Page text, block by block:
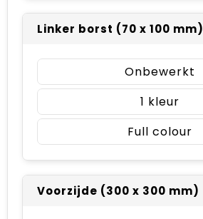
Linker borst (70 x 100 mm)
Onbewerkt
1
Full colour
Voorzijde (300 x 300 mm)